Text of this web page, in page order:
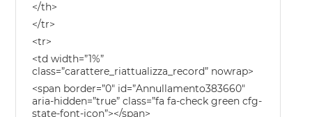
</th>
</tr>
<tr>
<td width=”1%”
class=”carattere_riattualizza_record” nowrap>
<span border=”0″ id=”Annullamento383660″
aria-hidden=”true” class=”fa fa-check green cfg-
state-font-icon”></span>